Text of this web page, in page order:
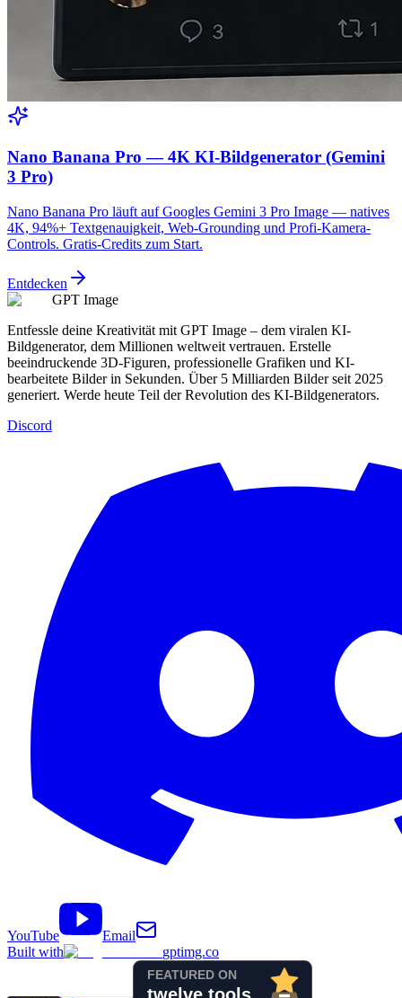
Nano Banana Pro — 4K KI-Bildgenerator (Gemini
3 Pro)
Nano Banana Pro läuft auf Googles Gemini 3 Pro Image — natives
4K, 94%+ Textgenauigkeit, Web-Grounding und Profi-Kamera-
Controls. Gratis-Credits zum Start.
Entdecken
GPT Image
Entfessle deine Kreativität mit GPT Image – dem viralen KI-
Bildgenerator, dem Millionen weltweit vertrauen. Erstelle
beeindruckende 3D-Figuren, professionelle Grafiken und KI-
bearbeitete Bilder in Sekunden. Über 5 Milliarden Bilder seit 2025
generiert. Werde heute Teil der Revolution des KI-Bildgenerators.
Discord
YouTube
Email
Built with
gptimg.co